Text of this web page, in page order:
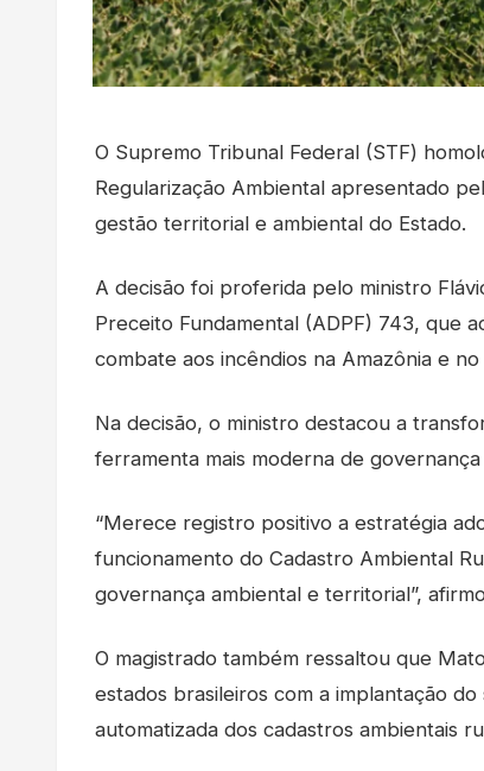
O Supremo Tribunal Federal (STF)
Regularização Ambiental apresentado
gestão territorial e ambiental do Estado.
A decisão foi proferida pelo ministro
Preceito Fundamental (ADPF) 743, que
combate aos incêndios na Amazônia e no
Na decisão, o ministro destacou a
ferramenta mais moderna de
“Merece registro positivo a estratégia
funcionamento do Cadastro Ambiental
governança ambiental e territorial”,
O magistrado também ressaltou que
estados brasileiros com a implantação
automatizada dos cadastros ambientais